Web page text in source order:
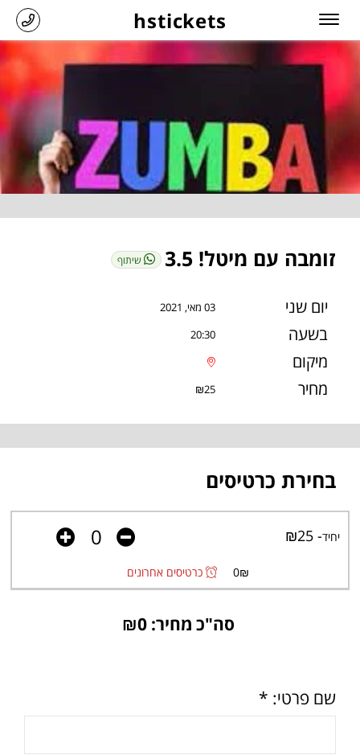
hstickets
זומבה עם מיטל! 3.5 שיתוף
יום שני 03 מאי, 2021
בשעה 20:30
מיקום
מחיר
₪25
בחירת כרטיסים
יחיד- ₪25
₪
0 כרטיסים אחרונים
סה"כ מחיר: ₪0
שם פרטי: *